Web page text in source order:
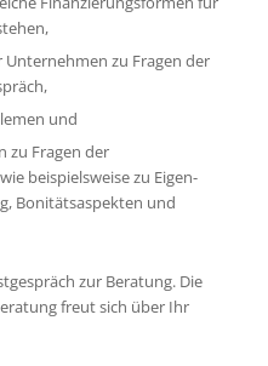
zu Fragen der
und
zu Fragen der
beispielsweise zu Eigen-
Bonitätsaspekten und
zur Beratung. Die
freut sich über Ihr